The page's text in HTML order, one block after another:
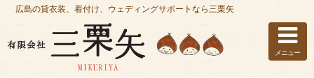
広島の貸衣装、着付け、ウェディングサポートなら三栗矢
メニュー